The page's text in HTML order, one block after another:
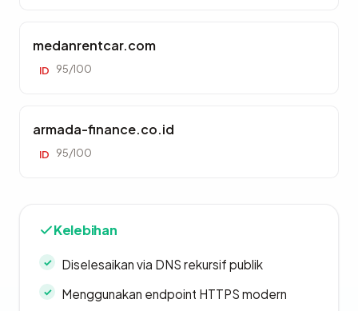
medanrentcar.com
ID 95/100
armada-finance.co.id
ID 95/100
Kelebihan
Diselesaikan via DNS rekursif publik
Menggunakan endpoint HTTPS modern